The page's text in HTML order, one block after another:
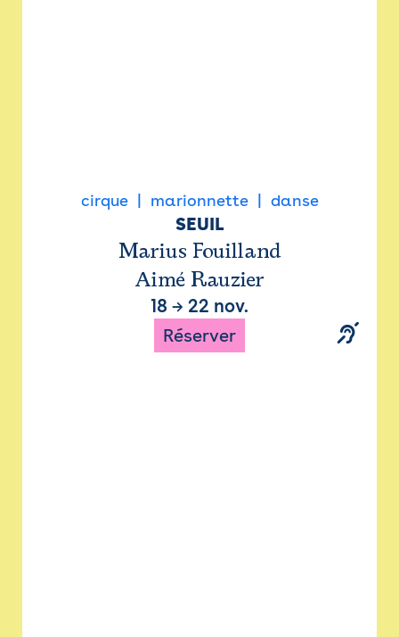
cirque marionnette danse
SEUIL
Marius Fouilland
Aimé Rauzier
18 → 22 nov.
Réserver